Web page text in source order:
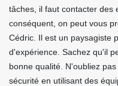
tâches, il faut contacter des
conséquent, on peut vous
Cédric. Il est un paysagiste
d'expérience. Sachez qu'il
bonne qualité. N'oubliez
sécurité en utilisant des